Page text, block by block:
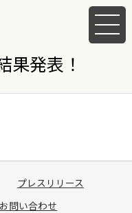
メ
ニ
果発表！
プレスリリース
お問い合わせ